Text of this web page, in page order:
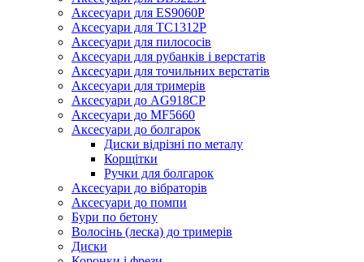
Аксесуари для ES9060P
Аксесуари для TC1312P
Аксесуари для пилососів
Аксесуари для рубанків і верстатів
Аксесуари для точильних верстатів
Аксесуари для тримерів
Аксесуари до AG918CP
Аксесуари до MF5660
Аксесуари до болгарок
Диски відрізні по металу
Корщітки
Ручки для болгарок
Аксесуари до вібраторів
Аксесуари до помпи
Бури по бетону
Волосінь (леска) до тримерів
Диски